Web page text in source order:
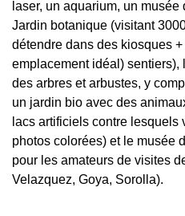
laser, un aquarium, un
Jardin botanique (visitant
détendre dans des kiosques
emplacement idéal)
des arbres et arbustes, y
un jardin bio avec des
lacs artificiels contre lesquels
photos colorées) et le musée
pour les amateurs de visites
Velazquez, Goya, Sorolla).